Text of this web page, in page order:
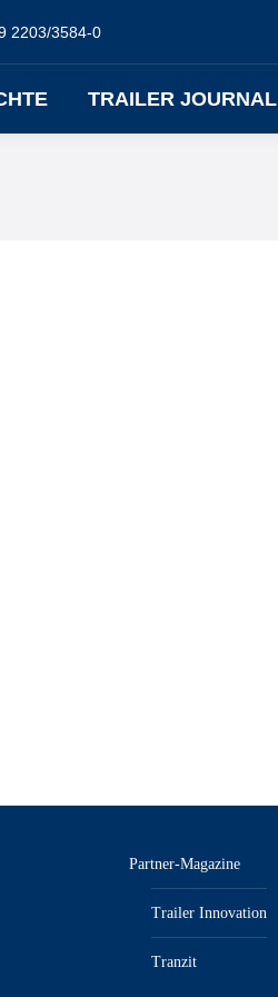
2203/3584-0
TRAILER JOURNAL
Partner-Magazine
Trailer Innovation
Tranzit